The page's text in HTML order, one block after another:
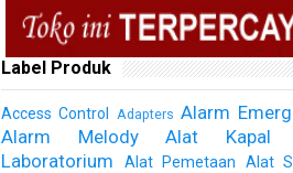
Label Produk
Access Control Adapters Alarm
Alarm Melody
Alat Kapal
Laboratorium
Alat Pemetaan Alat